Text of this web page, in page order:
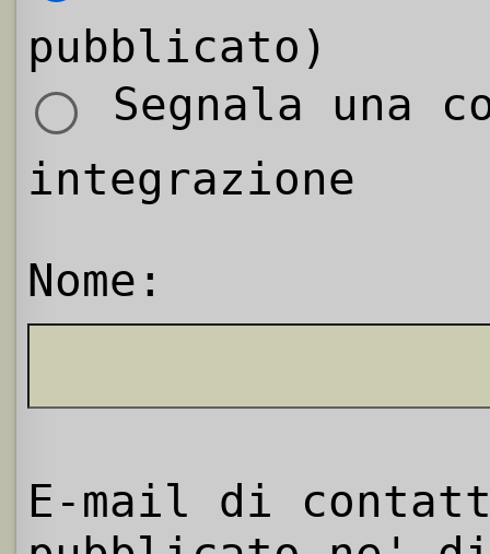
pubblicato)
Segnala una
integrazione
Nome:
E-mail di